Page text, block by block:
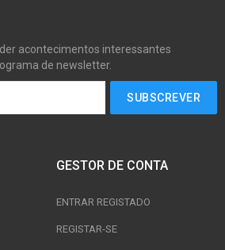
acontecimentos interessantes
de newsletter.
GESTOR DE CONTA
ENTRAR REGISTADO
REGISTAR-SE